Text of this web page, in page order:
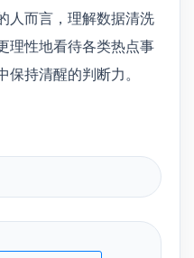
人而言，理解数据清洗
理性地看待各类热点事
保持清醒的判断力。